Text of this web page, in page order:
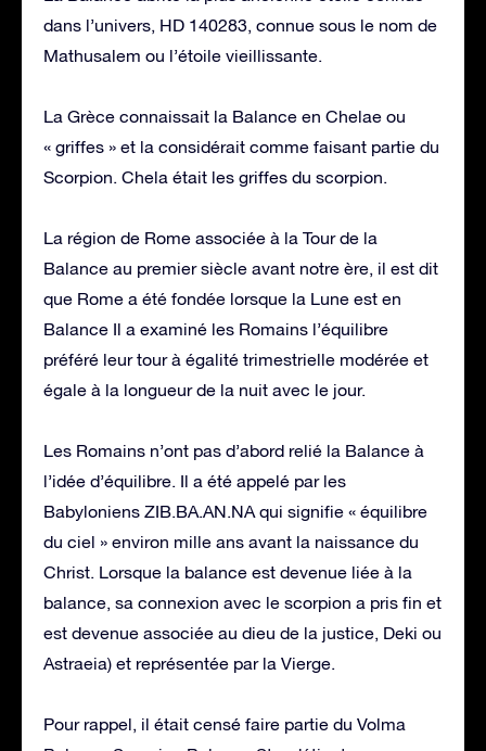
dans l’univers, HD 140283, connue sous le nom de
Mathusalem ou l’étoile vieillissante.
La Grèce connaissait la Balance en Chelae ou
« griffes » et la considérait comme faisant partie du
Scorpion. Chela était les griffes du scorpion.
La région de Rome associée à la Tour de la
Balance au premier siècle avant notre ère, il est dit
que Rome a été fondée lorsque la Lune est en
Balance Il a examiné les Romains l’équilibre
préféré leur tour à égalité trimestrielle modérée et
égale à la longueur de la nuit avec le jour.
Les Romains n’ont pas d’abord relié la Balance à
l’idée d’équilibre. Il a été appelé par les
Babyloniens ZIB.BA.AN.NA qui signifie « équilibre
du ciel » environ mille ans avant la naissance du
Christ. Lorsque la balance est devenue liée à la
balance, sa connexion avec le scorpion a pris fin et
est devenue associée au dieu de la justice, Deki ou
Astraeia) et représentée par la Vierge.
Pour rappel, il était censé faire partie du Volma